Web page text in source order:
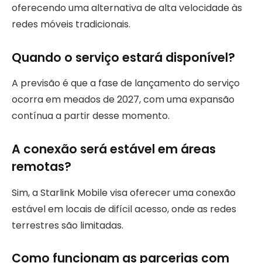
oferecendo uma alternativa de alta velocidade às
redes móveis tradicionais.
Quando o serviço estará disponível?
A previsão é que a fase de lançamento do serviço
ocorra em meados de 2027, com uma expansão
contínua a partir desse momento.
A conexão será estável em áreas
remotas?
Sim, a Starlink Mobile visa oferecer uma conexão
estável em locais de difícil acesso, onde as redes
terrestres são limitadas.
Como funcionam as parcerias com